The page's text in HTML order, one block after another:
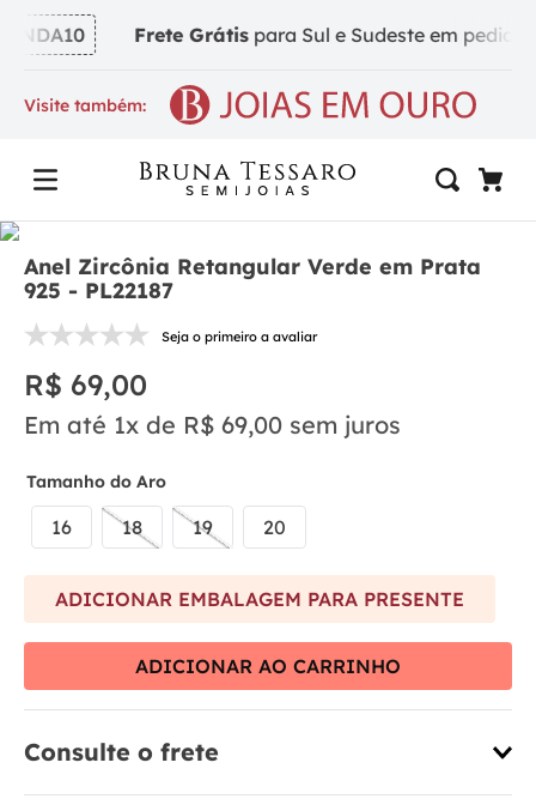
Frete Grátispara Sul e Sudeste em pedidos
Visite também:
Anel Zircônia Retangular Verde em Prata
925 - PL22187
Seja o primeiro a avaliar
R$ 69,00
Em até 1x de R$ 69,00 sem juros
Tamanho do Aro
16 18 19 20
ADICIONAR EMBALAGEM PARA PRESENTE
ADICIONAR AO CARRINHO
Consulte o frete